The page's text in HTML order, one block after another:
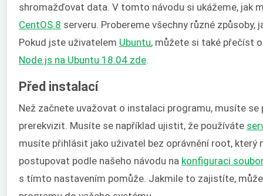
shromažďovat data. V tomto návodu si ukážeme, jak
CentOS 8 serveru. Probereme všechny různé
Pokud jste uživatelem Ubuntu, můžete si také přečíst
Node.js na Ubuntu 18.04 zde
Před instalací
Než začnete uvažovat o instalaci programu, musíte
prerekvizit. Musíte se například ujistit, že používáte
musíte přihlásit jako uživatel bez oprávnění root, který
postupovat podle našeho návodu na konfiguraci
s tímto nastavením pomůže. Jakmile to zajistíte,